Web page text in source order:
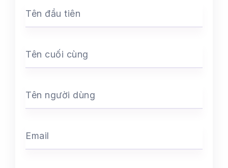
Tên đầu tiên
Tên cuối cùng
Tên người dùng
Email